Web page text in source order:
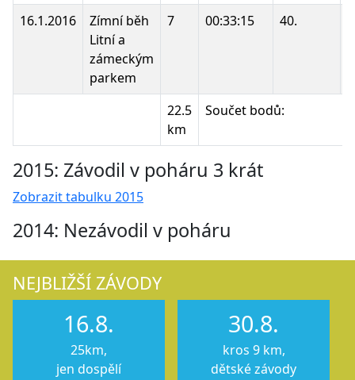
16.1.2016
Zímní běh
Litní a
zámeckým
parkem
7 00:33:15 40.
22.5
km
Součet bodů:
2015: Závodil v poháru 3 krát
Zobrazit tabulku 2015
2014: Nezávodil v poháru
NEJBLIŽŠÍ ZÁVODY
16.8.
25km,
jen dospělí
30.8.
kros 9 km,
dětské závody